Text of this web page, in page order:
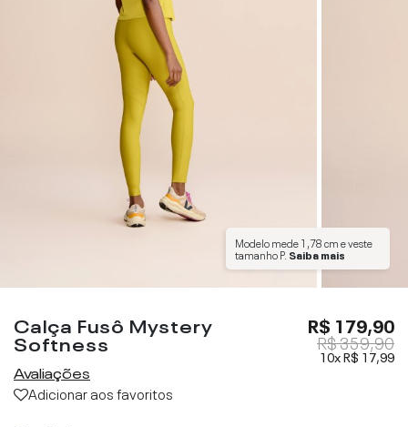
Modelo mede1,78 cme veste
tamanhoP. Saiba mais
Calça Fusô Mystery
Softness
Avaliações
Adicionar aos favoritos
R$ 179,90
R$ 359,90
10xR$ 17,99